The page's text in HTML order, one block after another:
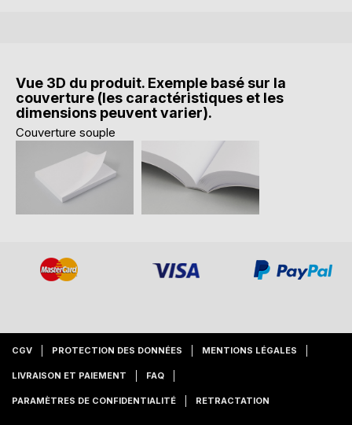
Vue 3D du produit. Exemple basé sur la
couverture (les caractéristiques et les
dimensions peuvent varier).
Couverture souple
CGV PROTECTION DES DONNÉES MENTIONS LÉGALES
LIVRAISON ET PAIEMENT FAQ
PARAMÈTRES DE CONFIDENTIALITÉ RETRACTATION